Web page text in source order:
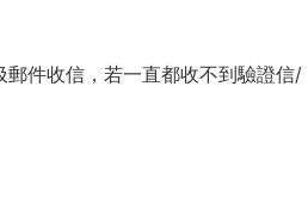
件收信，若一直都收不到驗證信/